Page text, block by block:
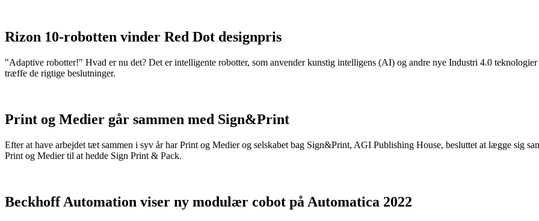
Rizon 10-robotten vinder Red Dot designpris
"Adaptive robotter!" Hvad er nu det? Det er intelligente robotter, som anvender kunstig intelligens (AI) og andre nye Industri 4.0
træffe de rigtige beslutninger.
Print og Medier går sammen med Sign&Print
Efter at have arbejdet tæt sammen i syv år har Print og Medier og selskabet bag Sign&Print, AGI Publishing House, besluttet at lægge sig
Print og Medier til at hedde Sign Print & Pack.
Beckhoff Automation viser ny modulær cobot på Automatica 2022